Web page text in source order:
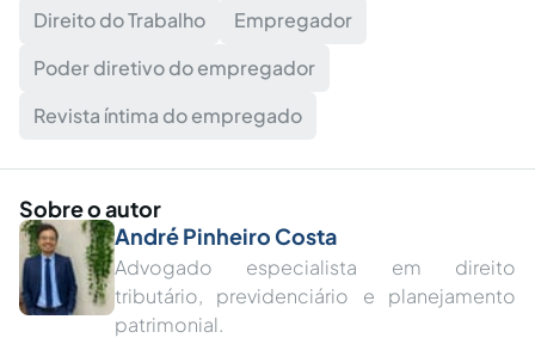
Direito do Trabalho
Empregador
Poder diretivo do empregador
Revista íntima do empregado
Sobre o autor
André Pinheiro Costa
Advogado especialista em direito
tributário, previdenciário e planejamento
patrimonial.